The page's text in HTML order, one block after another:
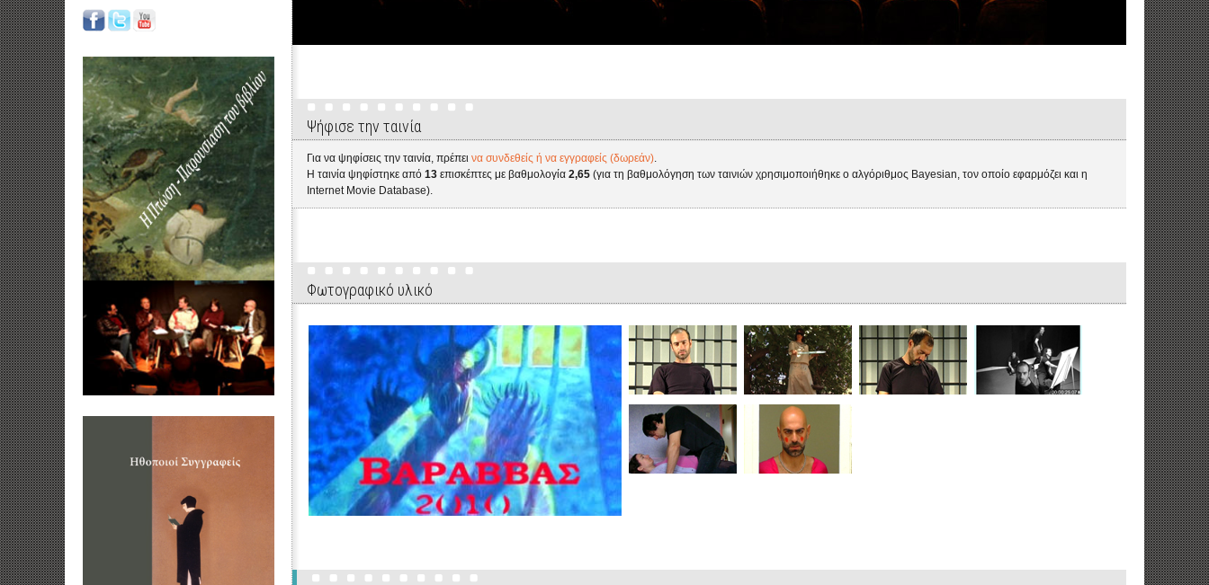
Ψήφισε την ταινία
Για να ψηφίσεις την ταινία, πρέπει να συνδεθείς ή να εγγραφείς (δωρεάν).
Η ταινία ψηφίστηκε από 13 επισκέπτες με βαθμολογία 2,65 (για τη βαθμολόγηση των ταινιών χρησιμοποιήθηκε ο αλγόριθμος Bayesian, τον οποίο εφαρμόζει και η
Internet Movie Database).
Φωτογραφικό υλικό